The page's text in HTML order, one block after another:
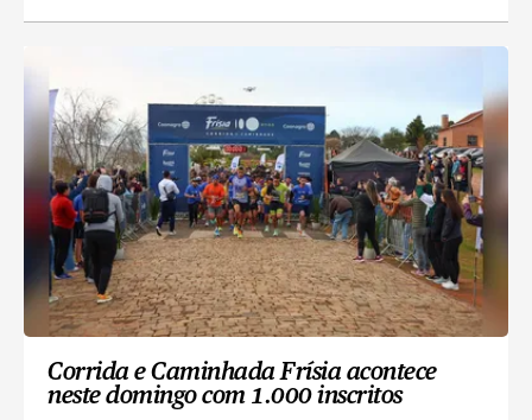
Corrida e Caminhada Frísia acontece
neste domingo com 1.000 inscritos